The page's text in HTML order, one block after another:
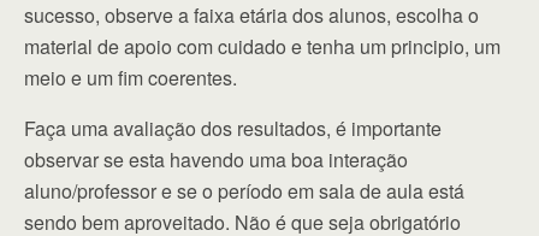
sucesso, observe a faixa etária dos alunos, escolha o
material de apoio com cuidado e tenha um principio, um
meio e um fim coerentes.
Faça uma avaliação dos resultados, é importante
observar se esta havendo uma boa interação
aluno/professor e se o período em sala de aula está
sendo bem aproveitado. Não é que seja obrigatório